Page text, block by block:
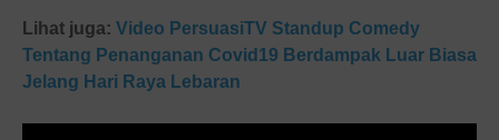
Lihat juga: Video PersuasiTV Standup Comedy
Tentang Penanganan Covid19 Berdampak Luar Biasa
Jelang Hari Raya Lebaran